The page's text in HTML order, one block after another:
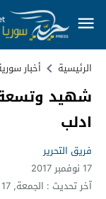
الرئيسية أخبار
شهيد
ادلب
فريق التحرير
17 نوفمبر 2017
آخر تحديث : الجمعة, 17 نوفمبر, 2017 - 8:49 مساءً